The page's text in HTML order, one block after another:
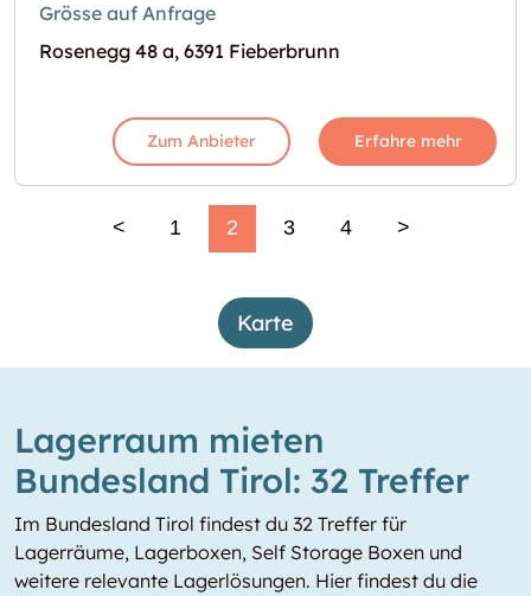
Grösse auf Anfrage
Rosenegg 48 a, 6391 Fieberbrunn
Zum Anbieter Erfahre mehr
< 1 2 3 4 >
Karte
Lagerraum mieten
Bundesland Tirol: 32 Treffer
Im Bundesland Tirol findest du 32 Treffer für
Lagerräume, Lagerboxen, Self Storage Boxen und
weitere relevante Lagerlösungen. Hier findest du die